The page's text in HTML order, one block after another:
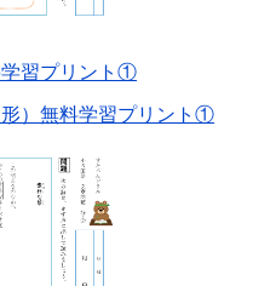
習プリント①
）無料学習プリント①